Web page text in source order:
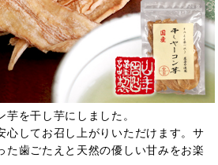
を干し芋にしました。
心してお召し上がりいただけます。サ
た歯ごたえと天然の優しい甘みをお楽